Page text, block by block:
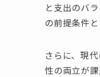
と支出のバ
の前提条件
さらに、現
性の両立が